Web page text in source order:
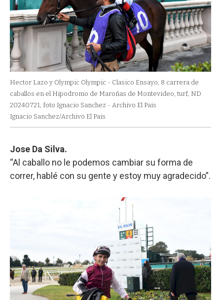
Hector Lazo y Olympic Olympic - Clasico Ensayo, 8 carrera de
caballos en el Hipodromo de Maroñas de Montevideo, turf, ND
20240721, foto Ignacio Sanchez - Archivo El Pais
Ignacio Sanchez/Archivo El Pais
Jose Da Silva.
“Al caballo no le podemos cambiar su forma de
correr, hablé con su gente y estoy muy agradecido”.